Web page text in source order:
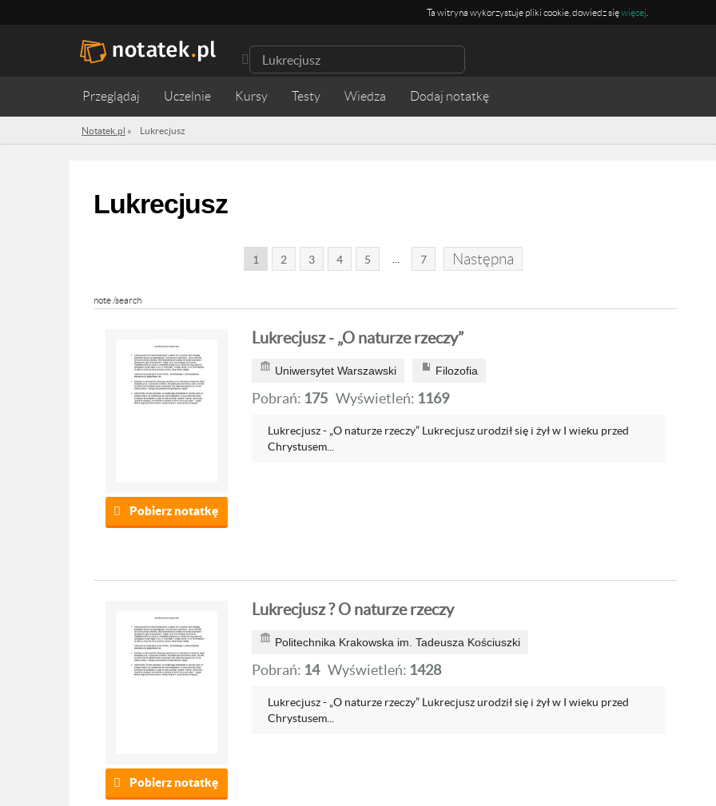
Ta witryna wykorzystuje pliki cookie, dowiedz sięwięcej
Przeglądaj Uczelnie Kursy Testy Wiedza
Notatek.pl » Lukrecjusz
Lukrecjusz
1 2 3 4 5 7 Następna
note /search
Pobierz notatkę
Lukrecjusz - „O naturze rzeczy”
Uniwersytet Warszawski Filozofia
Pobrań: 175 Wyświetleń: 1169
Lukrecjusz - „O naturze rzeczy” Lukrecjusz urodził się i żył w I wieku przed
Chrystusem...
Pobierz notatkę
Lukrecjusz ? O naturze rzeczy
Politechnika Krakowska im. Tadeusza Kościuszki
Pobrań: 14 Wyświetleń: 1428
Lukrecjusz - „O naturze rzeczy” Lukrecjusz urodził się i żył w I wieku przed
Chrystusem...